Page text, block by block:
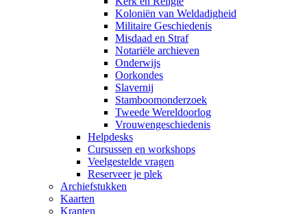
Koloniën van Weldadigheid
Militaire Geschiedenis
Misdaad en Straf
Notariële archieven
Onderwijs
Oorkondes
Slavernij
Stamboomonderzoek
Tweede Wereldoorlog
Vrouwengeschiedenis
Helpdesks
Cursussen en workshops
Veelgestelde vragen
Reserveer je plek
Archiefstukken
Kaarten
Kranten